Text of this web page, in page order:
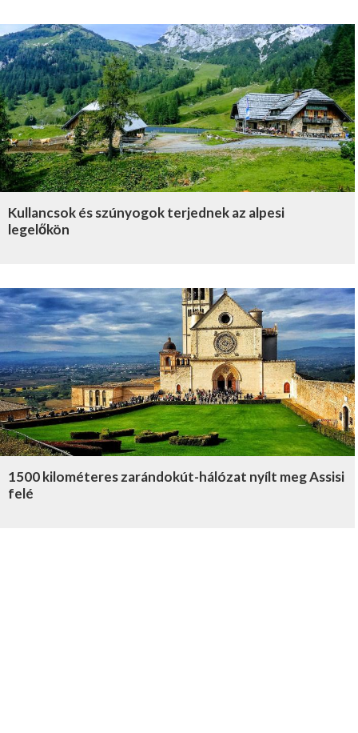
Kullancsok és szúnyogok terjednek az alpesi
legelőkön
1500 kilométeres zarándokút-hálózat nyílt meg Assisi
felé